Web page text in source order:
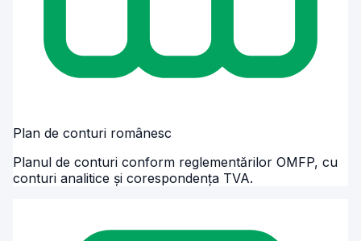
Plan de conturi românesc
Planul de conturi conform reglementărilor OMFP, cu
conturi analitice și corespondența TVA.